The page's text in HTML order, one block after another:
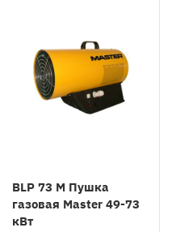
BLP 73 M Пушка
газовая Master 49-73
кВт